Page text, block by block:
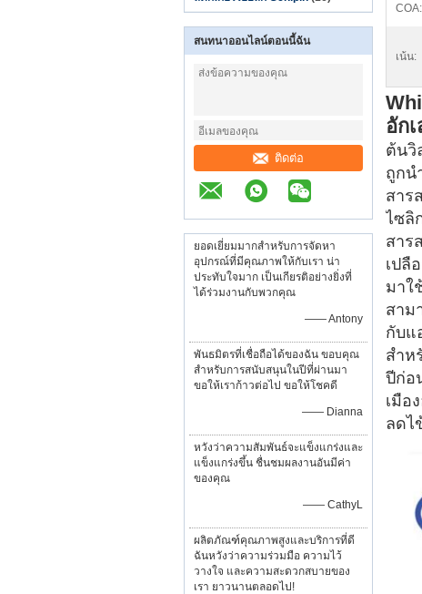
สนทนาออนไลน์ตอนนี้ฉัน
ติดต่อ
ยอดเยี่ยมมากสำหรับการจัดหา
อุปกรณ์ที่มีคุณภาพให้กับเรา น่า
ประทับใจมาก เป็นเกียรติอย่างยิ่งที่
ได้ร่วมงานกับพวกคุณ
—— Antony
พันธมิตรที่เชื่อถือได้ของฉัน ขอบคุณ
สำหรับการสนับสนุนในปีที่ผ่านมา
ขอให้เราก้าวต่อไป ขอให้โชคดี
—— Dianna
หวังว่าความสัมพันธ์จะแข็งแกร่งและ
แข็งแกร่งขึ้น ชื่นชมผลงานอันมีค่า
ของคุณ
—— CathyL
ผลิตภัณฑ์คุณภาพสูงและบริการที่ดี
ฉันหวังว่าความร่วมมือ ความไว้
วางใจ และความสะดวกสบายของ
เรา ยาวนานตลอดไป!
COA:
เน้น:
อัก
ต้นวิ
ถูกน
สาร
ไซลิ
สาร
เปลื
มาใ
สาม
กับแ
สำห
ปีก่อ
เมือ
ลดไ